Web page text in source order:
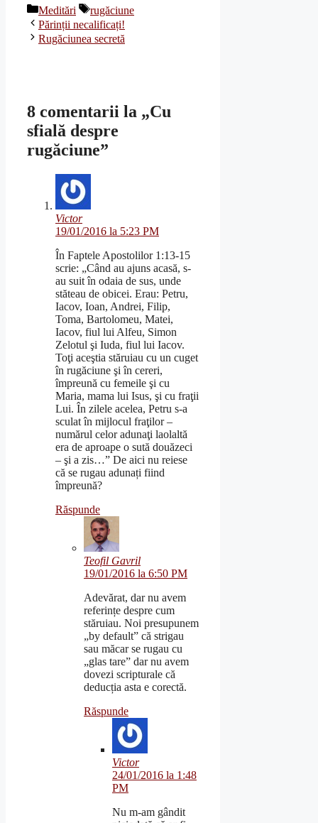
Categorii
Meditări Etichete
rugăciune
Părinții necalificați!
Rugăciunea secretă
8 comentarii la „Cu
sfială despre
rugăciune”
Victor
19/01/2016 la 5:23 PM
În Faptele Apostolilor 1:13-15
scrie: „Când au ajuns acasă, s-
au suit în odaia de sus, unde
stăteau de obicei. Erau: Petru,
Iacov, Ioan, Andrei, Filip,
Toma, Bartolomeu, Matei,
Iacov, fiul lui Alfeu, Simon
Zelotul şi Iuda, fiul lui Iacov.
Toţi aceştia stăruiau cu un cuget
în rugăciune şi în cereri,
împreună cu femeile şi cu
Maria, mama lui Isus, şi cu fraţii
Lui. În zilele acelea, Petru s-a
sculat în mijlocul fraţilor –
numărul celor adunaţi laolaltă
era de aproape o sută douăzeci
– şi a zis…” De aici nu reiese
că se rugau adunați fiind
împreună?
Răspunde
Teofil Gavril
19/01/2016 la 6:50 PM
Adevărat, dar nu avem
referințe despre cum
stăruiau. Noi presupunem
„by default” că strigau
sau măcar se rugau cu
„glas tare” dar nu avem
dovezi scripturale că
deducția asta e corectă.
Răspunde
Victor
24/01/2016 la 1:48
PM
Nu m-am gândit